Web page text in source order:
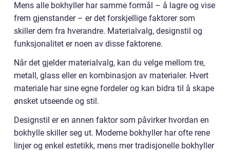
Mens alle bokhyller har samme formål – å lagre og vise
frem gjenstander – er det forskjellige faktorer som
skiller dem fra hverandre. Materialvalg, designstil og
funksjonalitet er noen av disse faktorene.
Når det gjelder materialvalg, kan du velge mellom tre,
metall, glass eller en kombinasjon av materialer. Hvert
materiale har sine egne fordeler og kan bidra til å skape
ønsket utseende og stil.
Designstil er en annen faktor som påvirker hvordan en
bokhylle skiller seg ut. Moderne bokhyller har ofte rene
linjer og enkel estetikk, mens mer tradisjonelle bokhyller